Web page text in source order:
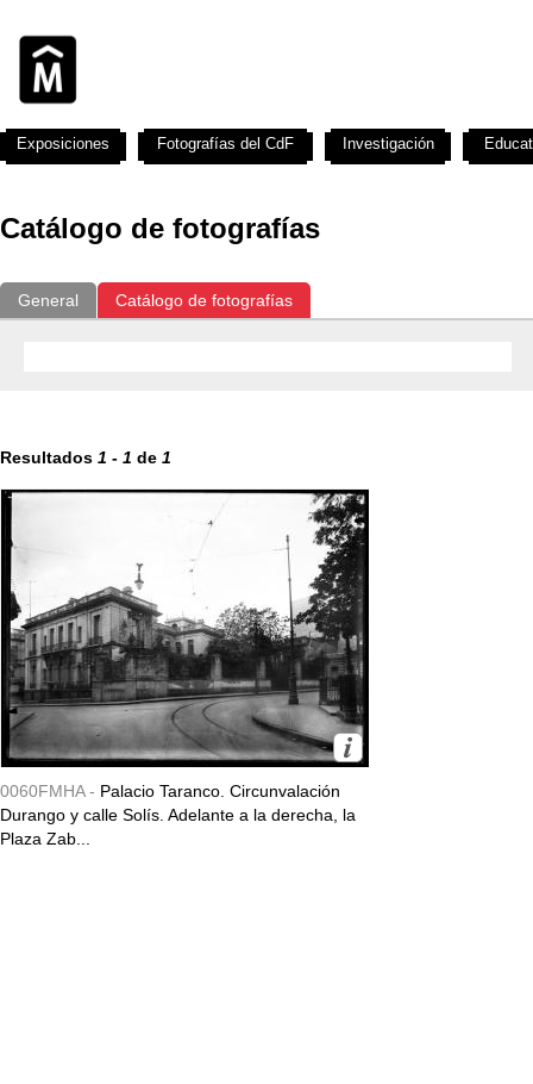
Catálogo de fotografías
General Catálogo de fotografías
Resultados 1 - 1 de 1
0060FMHA - Palacio Taranco. Circunvalación
Durango y calle Solís. Adelante a la derecha, la
Plaza Zab...
Exposiciones Fotografías del CdF Investigación